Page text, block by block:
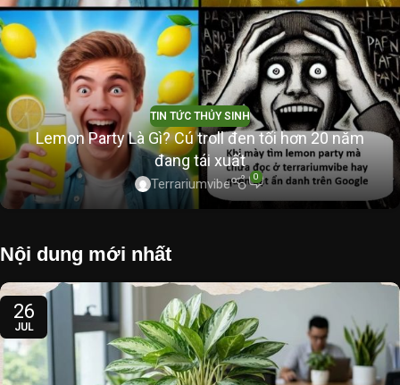
TIN TỨC THỦY SINH
Lemon Party Là Gì? Cú troll đen tối hơn 20 năm
đang tái xuất
Terrariumvibe 0
Nội dung mới nhất
26
JUL